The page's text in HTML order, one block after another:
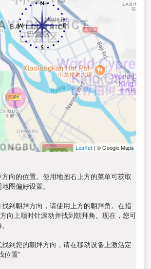
Leaflet | © Google Maps
向的位置。使用地图右上方的菜单可获取
图偏好设置。
到朝拜方向，请使用上方的朝拜角。在指
向上顺时针滚动并找到朝拜角。现在，您可
到您的朝拜方向，请在移动设备上激活定
位置”